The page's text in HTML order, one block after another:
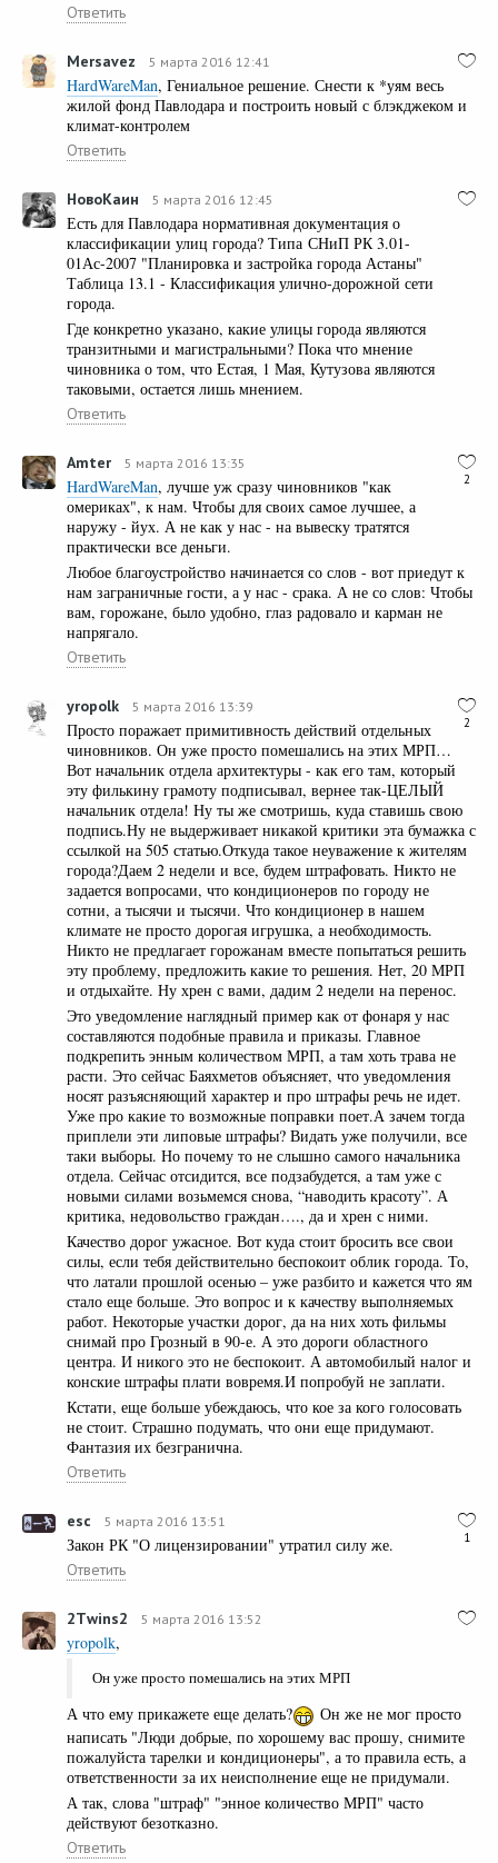
Ответить
Mersavez 5 марта 2016 12:41
HardWareMan, Гениальное решение. Снести к *уям весь
жилой фонд Павлодара и построить новый с блэкджеком и
климат-контролем
Ответить
НовоКаин 5 марта 2016 12:45
Есть для Павлодара нормативная документация о
классификации улиц города? Типа СНиП РК 3.01-
01Ас-2007 "Планировка и застройка города Астаны"
Таблица 13.1 - Классификация улично-дорожной сети
города.
Где конкретно указано, какие улицы города являются
транзитными и магистральными? Пока что мнение
чиновника о том, что Естая, 1 Мая, Кутузова являются
таковыми, остается лишь мнением.
Ответить
2
Amter 5 марта 2016 13:35
HardWareMan, лучше уж сразу чиновников "как
омериках", к нам. Чтобы для своих самое лучшее, а
наружу - йух. А не как у нас - на вывеску тратятся
практически все деньги.
Любое благоустройство начинается со слов - вот приедут к
нам заграничные гости, а у нас - срака. А не со слов: Чтобы
вам, горожане, было удобно, глаз радовало и карман не
напрягало.
Ответить
2
yropolk 5 марта 2016 13:39
Просто поражает примитивность действий отдельных
чиновников. Он уже просто помешались на этих МРП…
Вот начальник отдела архитектуры - как его там, который
эту филькину грамоту подписывал, вернее так-ЦЕЛЫЙ
начальник отдела! Ну ты же смотришь, куда ставишь свою
подпись.Ну не выдерживает никакой критики эта бумажка с
ссылкой на 505 статью.Откуда такое неуважение к жителям
города?Даем 2 недели и все, будем штрафовать. Никто не
задается вопросами, что кондиционеров по городу не
сотни, а тысячи и тысячи. Что кондиционер в нашем
климате не просто дорогая игрушка, а необходимость.
Никто не предлагает горожанам вместе попытаться решить
эту проблему, предложить какие то решения. Нет, 20 МРП
и отдыхайте. Ну хрен с вами, дадим 2 недели на перенос.
Это уведомление наглядный пример как от фонаря у нас
составляются подобные правила и приказы. Главное
подкрепить энным количеством МРП, а там хоть трава не
расти. Это сейчас Баяхметов объясняет, что уведомления
носят разъясняющий характер и про штрафы речь не идет.
Уже про какие то возможные поправки поет.А зачем тогда
приплели эти липовые штрафы? Видать уже получили, все
таки выборы. Но почему то не слышно самого начальника
отдела. Сейчас отсидится, все подзабудется, а там уже с
новыми силами возьмемся снова, “наводить красоту”. А
критика, недовольство граждан…., да и хрен с ними.
Качество дорог ужасное. Вот куда стоит бросить все свои
силы, если тебя действительно беспокоит облик города. То,
что латали прошлой осенью – уже разбито и кажется что ям
стало еще больше. Это вопрос и к качеству выполняемых
работ. Некоторые участки дорог, да на них хоть фильмы
снимай про Грозный в 90-е. А это дороги областного
центра. И никого это не беспокоит. А автомобилый налог и
конские штрафы плати вовремя.И попробуй не заплати.
Кстати, еще больше убеждаюсь, что кое за кого голосовать
не стоит. Страшно подумать, что они еще придумают.
Фантазия их безгранична.
Ответить
1
esc 5 марта 2016 13:51
Закон РК "О лицензировании" утратил силу же.
Ответить
2Тwins2 5 марта 2016 13:52
yropolk,
Он уже просто помешались на этих МРП
А что ему прикажете еще делать?
Он же не мог просто
написать "Люди добрые, по хорошему вас прошу, снимите
пожалуйста тарелки и кондиционеры", а то правила есть, а
ответственности за их неисполнение еще не придумали.
А так, слова "штраф" "энное количество МРП" часто
действуют безотказно.
Ответить